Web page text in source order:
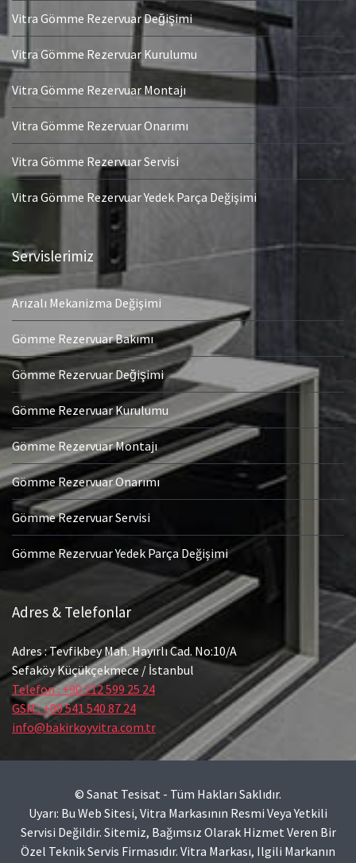
Vitra Gömme Rezervuar Değişimi
Vitra Gömme Rezervuar Kurulumu
Vitra Gömme Rezervuar Montajı
Vitra Gömme Rezervuar Onarımı
Vitra Gömme Rezervuar Servisi
Vitra Gömme Rezervuar Yedek Parça Değişimi
Servislerimiz
Arızalı Mekanizma Değişimi
Gömme Rezervuar Bakımı
Gömme Rezervuar Değişimi
Gömme Rezervuar Kurulumu
Gömme Rezervuar Montajı
Gömme Rezervuar Onarımı
Gömme Rezervuar Servisi
Gömme Rezervuar Yedek Parça Değişimi
Adres & Telefonlar
Adres : Tevfikbey Mah. Hayırlı Cad. No:10/A
Sefaköy Küçükçekmece / İstanbul
Telefon : +90 212 599 25 24
GSM : +90 541 540 87 24
info@bakirkoyvitra.com.tr
© Sanat Tesisat - Tüm Hakları Saklıdır.
Uyarı: Bu Web Sitesi, Vitra Markasının Resmi Veya Yetkili
Servisi Değildir. Sitemiz, Bağımsız Olarak Hizmet Veren Bir
Özel Teknik Servis Firmasıdır. Vitra Markası, Ilgili Markanın